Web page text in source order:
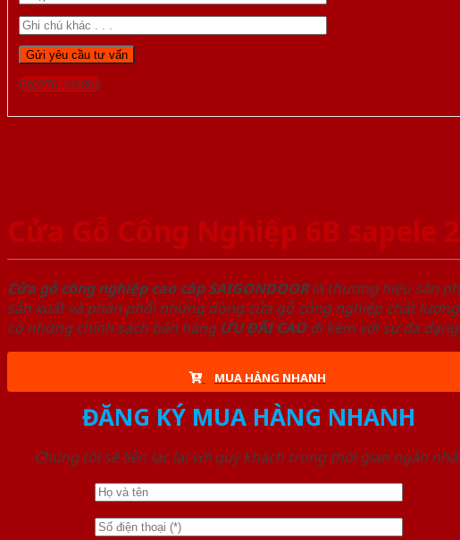
Gọi 0976.169.864
Cửa Gỗ Công Nghiệp 6B sapele 2
Cửa gỗ công nghiệp cao cấp SAIGONDOORlà thương hiệu sản
sản xuất và phân phối những dòng cửa gỗ công nghiệp chất
có những chính sách bán hàng ƯU ĐÃI CAOđi kèm với sự đa
MUA HÀNG NHANH
ĐĂNG KÝ MUA HÀNG NHANH
Chúng tôi sẽ liên lạc lại với quý khách trong thời gian ngắn